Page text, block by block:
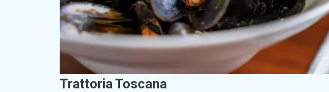
Trattoria Toscana